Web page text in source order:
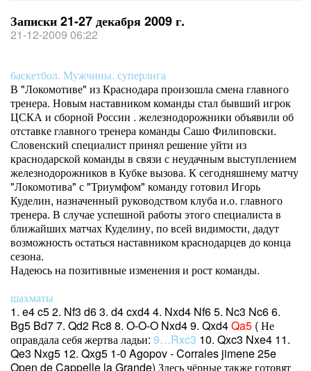
Записки 21-27 декабря 2009 г.
21-12-2009 06:22
баскетбол. Мужчины. суперлига
В "Локомотиве" из Краснодара произошла смена главного
тренера. Новым наставником команды стал бывший игрок
ЦСКА и сборной России . железнодорожники объявили об
отставке главного тренера команды Сашо Филиповски.
Словенский специалист принял решение уйти из
краснодарской команды в связи с неудачным выступлением
железнодорожников в Кубке вызова. К сегодняшнему матчу
"Локомотива" с "Триумфом" команду готовил Игорь
Куделин, назначенный руководством клуба и.о. главного
тренера. В случае успешной работы этого специалиста в
ближайших матчах Куделину, по всей видимости, дадут
возможность остаться наставником краснодарцев до конца
сезона.
Надеюсь на позитивные изменения и рост команды.
шахматы
1. e4 c5 2. Nf3 d6 3. d4 cxd4 4. Nxd4 Nf6 5. Nc3 Nc6 6.
Bg5 Bd7 7. Qd2 Rc8 8. O-O-O Nxd4 9. Qxd4Qa5 ( Не
оправдала себя жертва ладьи: 9…Rxc3 10. Qxc3 Nxe4 11.
Qe3 Nxg5 12. Qxg5 1-0 Agopov - Corrales jimene 25e
Open de Cappelle la Grande) Здесь чёрные также готовят